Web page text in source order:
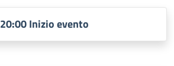
20:00 Inizio evento